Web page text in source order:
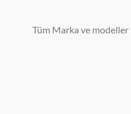
Tüm Marka ve modeller